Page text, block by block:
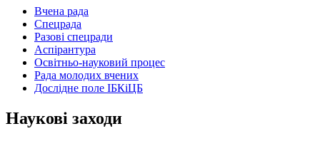
Вчена рада
Спецрада
Разові спецради
Аспірантура
Освітньо-науковий процес
Рада молодих вчених
Дослідне поле ІБКіЦБ
Наукові заходи